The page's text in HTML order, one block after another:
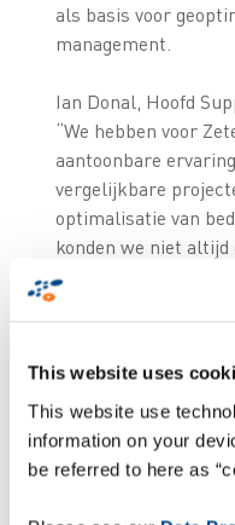
This website uses
This website use
information on your
be referred to here as
als basis voor
management.
Ian Donal, Hoofd
“We hebben voor
aantoonbare
vergelijkbare
optimalisatie van
konden we niet
nodig hadden. En als
beschikbaar waren,
krijgen. Dankzij
waardoor we onze
huidige